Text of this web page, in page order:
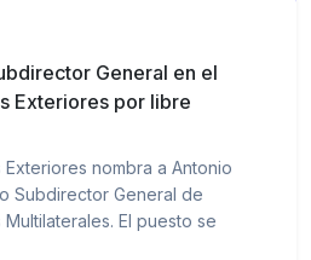
General en el
Exteriores por libre
nombra a Antonio
Subdirector General de
El puesto se